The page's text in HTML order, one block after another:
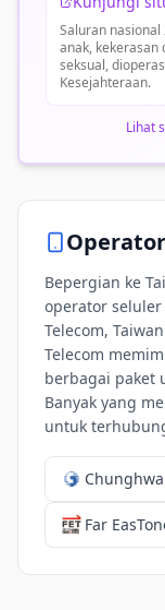
Saluran
anak, kekerasan
seksual,
Kesejahteraan.
Lihat
Bepergian ke
operator
Telecom,
Telecom
berbagai paket
Banyak yang
untuk
Far